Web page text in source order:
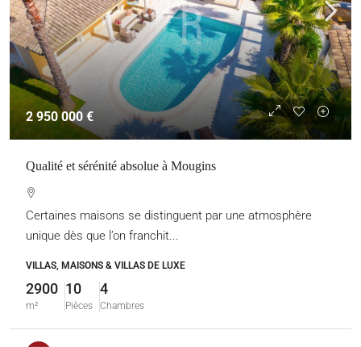
2 950 000 €
Qualité et sérénité absolue à Mougins
Certaines maisons se distinguent par une atmosphère
unique dès que l’on franchit...
VILLAS, MAISONS & VILLAS DE LUXE
2900
m²
10
Pièces
4
Chambres